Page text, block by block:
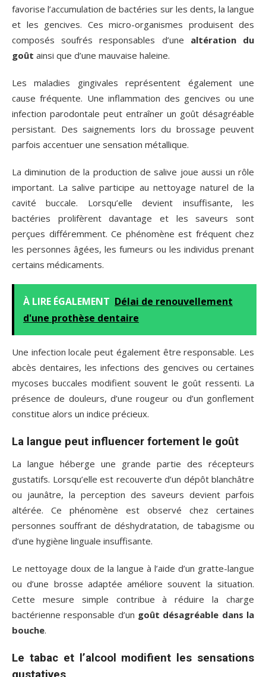
favorise l’accumulation de bactéries sur les dents, la langue
et les gencives. Ces micro-organismes produisent des
composés soufrés responsables d’une altération du
goût ainsi que d’une mauvaise haleine.
Les maladies gingivales représentent également une
cause fréquente. Une inflammation des gencives ou une
infection parodontale peut entraîner un goût désagréable
persistant. Des saignements lors du brossage peuvent
parfois accentuer une sensation métallique.
La diminution de la production de salive joue aussi un rôle
important. La salive participe au nettoyage naturel de la
cavité buccale. Lorsqu’elle devient insuffisante, les
bactéries prolifèrent davantage et les saveurs sont
perçues différemment. Ce phénomène est fréquent chez
les personnes âgées, les fumeurs ou les individus prenant
certains médicaments.
À LIRE ÉGALEMENT Délai de renouvellement
d'une prothèse dentaire
Une infection locale peut également être responsable. Les
abcès dentaires, les infections des gencives ou certaines
mycoses buccales modifient souvent le goût ressenti. La
présence de douleurs, d’une rougeur ou d’un gonflement
constitue alors un indice précieux.
La langue peut influencer fortement le goût
La langue héberge une grande partie des récepteurs
gustatifs. Lorsqu’elle est recouverte d’un dépôt blanchâtre
ou jaunâtre, la perception des saveurs devient parfois
altérée. Ce phénomène est observé chez certaines
personnes souffrant de déshydratation, de tabagisme ou
d’une hygiène linguale insuffisante.
Le nettoyage doux de la langue à l’aide d’un gratte-langue
ou d’une brosse adaptée améliore souvent la situation.
Cette mesure simple contribue à réduire la charge
bactérienne responsable d’un goût désagréable dans la
bouche.
Le tabac et l’alcool modifient les sensations